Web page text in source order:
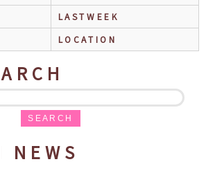
LASTWEEK
LOCATION
SEARCH
NEWS